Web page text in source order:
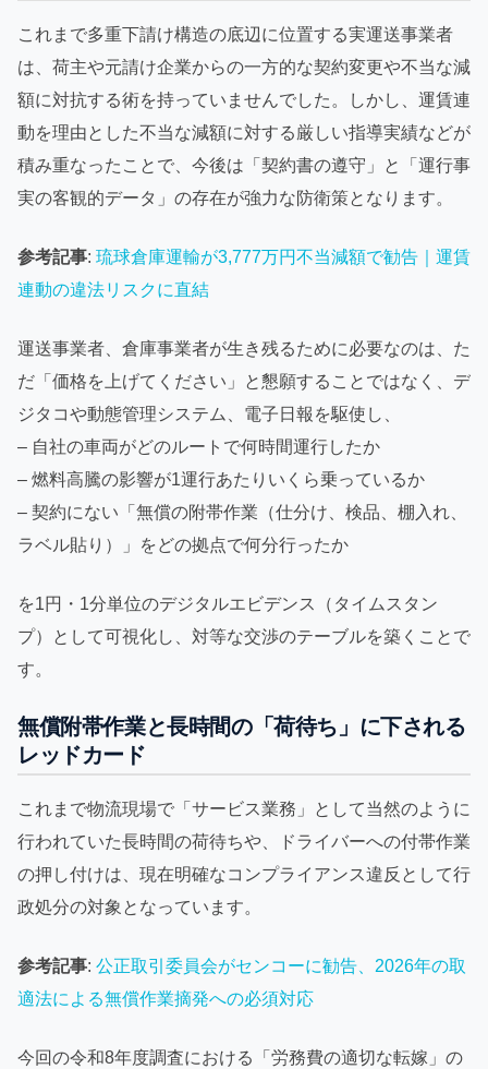
これまで多重下請け構造の底辺に位置する実運送事業者
は、荷主や元請け企業からの一方的な契約変更や不当な減
額に対抗する術を持っていませんでした。しかし、運賃連
動を理由とした不当な減額に対する厳しい指導実績などが
積み重なったことで、今後は「契約書の遵守」と「運行事
実の客観的データ」の存在が強力な防衛策となります。
参考記事: 琉球倉庫運輸が3,777万円不当減額で勧告｜運賃
連動の違法リスクに直結
運送事業者、倉庫事業者が生き残るために必要なのは、た
だ「価格を上げてください」と懇願することではなく、デ
ジタコや動態管理システム、電子日報を駆使し、
– 自社の車両がどのルートで何時間運行したか
– 燃料高騰の影響が1運行あたりいくら乗っているか
– 契約にない「無償の附帯作業（仕分け、検品、棚入れ、
ラベル貼り）」をどの拠点で何分行ったか
を1円・1分単位のデジタルエビデンス（タイムスタン
プ）として可視化し、対等な交渉のテーブルを築くことで
す。
無償附帯作業と長時間の「荷待ち」に下される
レッドカード
これまで物流現場で「サービス業務」として当然のように
行われていた長時間の荷待ちや、ドライバーへの付帯作業
の押し付けは、現在明確なコンプライアンス違反として行
政処分の対象となっています。
参考記事: 公正取引委員会がセンコーに勧告、2026年の取
適法による無償作業摘発への必須対応
今回の令和8年度調査における「労務費の適切な転嫁」の